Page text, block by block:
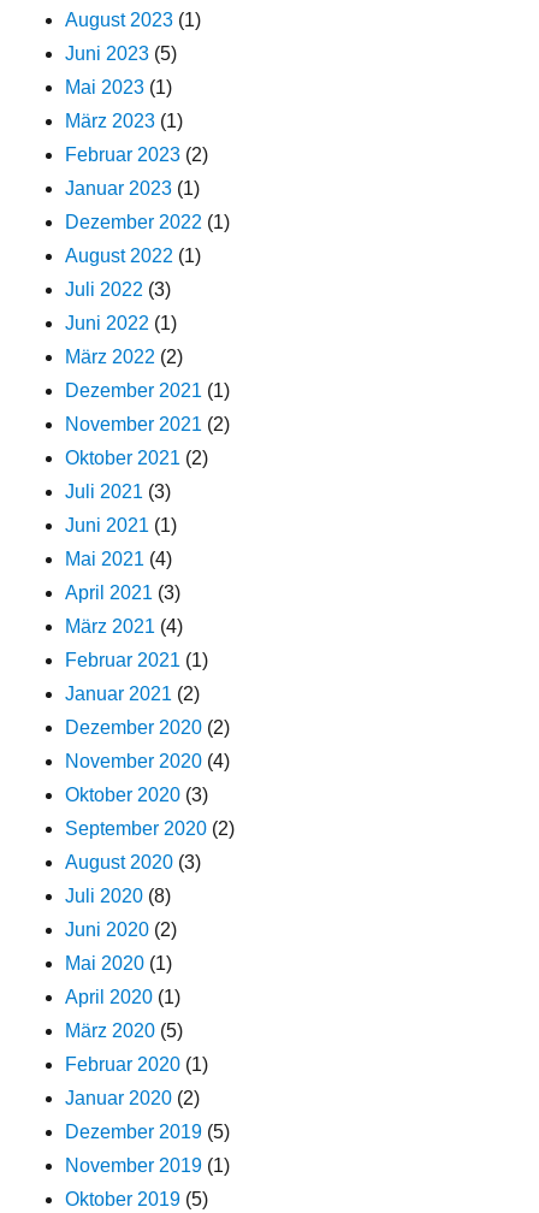
August 2023 (1)
Juni 2023 (5)
Mai 2023 (1)
März 2023 (1)
Februar 2023 (2)
Januar 2023 (1)
Dezember 2022 (1)
August 2022 (1)
Juli 2022 (3)
Juni 2022 (1)
März 2022 (2)
Dezember 2021 (1)
November 2021 (2)
Oktober 2021 (2)
Juli 2021 (3)
Juni 2021 (1)
Mai 2021 (4)
April 2021 (3)
März 2021 (4)
Februar 2021 (1)
Januar 2021 (2)
Dezember 2020 (2)
November 2020 (4)
Oktober 2020 (3)
September 2020 (2)
August 2020 (3)
Juli 2020 (8)
Juni 2020 (2)
Mai 2020 (1)
April 2020 (1)
März 2020 (5)
Februar 2020 (1)
Januar 2020 (2)
Dezember 2019 (5)
November 2019 (1)
Oktober 2019 (5)